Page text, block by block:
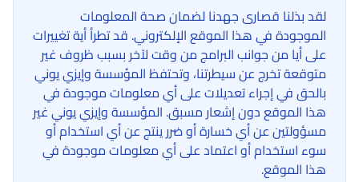
لقد بذلنا قصارى جهدنا لضمان صحة المعلومات
الموجودة في هذا الموقع الإلكتروني. قد تطرأ أية تغييرات
على أيا من جوانب البرامج من وقت لآخر بسبب ظروف غير
متوقعة تخرج عن سيطرتنا، وتحتفظ المؤسسة وإيزي يوني
بالحق في إجراء تعديلات على أي معلومات موجودة في
هذا الموقع دون إشعار مسبق. المؤسسة وإيزي يوني غير
مسؤولتين عن أي خسارة أو ضرر ينتج عن أي استخدام أو
سوء استخدام أو اعتماد على أي معلومات موجودة في
هذا الموقع.